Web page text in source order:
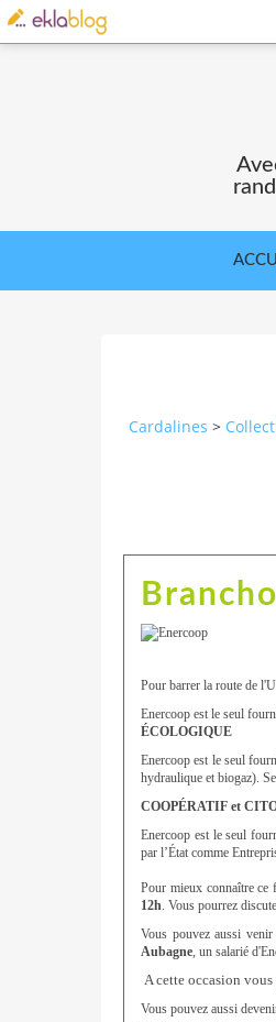
Cardalines >
Pour barrer la route de
Enercoop est le seul
ÉCOLOGIQUE
Enercoop est le seul
hydraulique et biogaz).
COOPÉRATIF et
Enercoop est le seul
par l’État comme
Pour mieux connaître
12h . Vous pourrez
Vous pouvez aussi
Aubagne , un salarié
A cette occasion
Vous pouvez aussi